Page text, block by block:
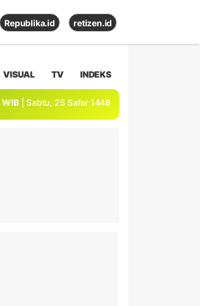
Republika.id retizen.id
VISUAL TV INDEKS
WIB | Sabtu, 25 Safar 1448